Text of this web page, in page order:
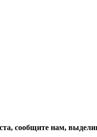
сообщите нам,